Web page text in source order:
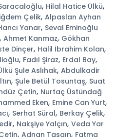
, Hilal Hatice Ülkü,
Çelik, Alpaslan Ayhan
Yanar, Seval Eminoğlu
,Ahmet Kanmaz, Gökhan
Dinçer, Halil İbrahim Kolan,
, Fadıl Şiraz, Erdal Bay,
Şule Aslıhak,Abdulkadir
, Şule Betül Tosuntaş, Suat
Çetin, Nurtaç Üstündağ
Eken, Emine Can Yurt,
, Serhat Süral, Berkay Çelik,
, Nakşiye Yalçın, Veda Yar
,Adnan Taşgın, Fatma